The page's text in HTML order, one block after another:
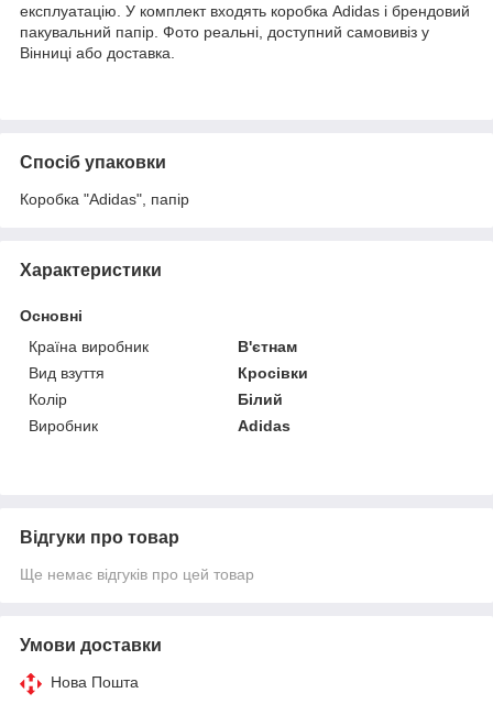
експлуатацію. У комплект входять коробка Adidas і брендовий
пакувальний папір. Фото реальні, доступний самовивіз у
Вінниці або доставка.
Спосіб упаковки
Коробка "Adidas", папір
Характеристики
Основні
Країна виробник
В'єтнам
Вид взуття
Кросівки
Колір
Білий
Виробник
Adidas
Відгуки про товар
Ще немає відгуків про цей товар
Умови доставки
Нова Пошта